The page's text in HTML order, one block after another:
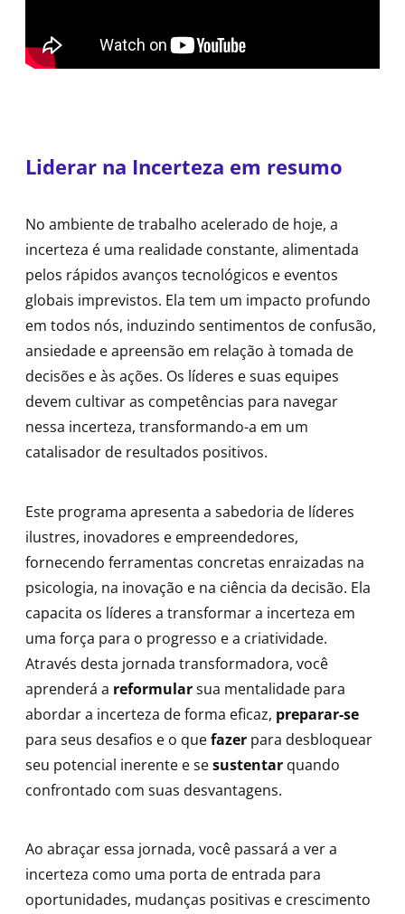
Liderar na Incerteza em resumo
No ambiente de trabalho acelerado de hoje, a
incerteza é uma realidade constante, alimentada
pelos rápidos avanços tecnológicos e eventos
globais imprevistos. Ela tem um impacto profundo
em todos nós, induzindo sentimentos de confusão,
ansiedade e apreensão em relação à tomada de
decisões e às ações. Os líderes e suas equipes
devem cultivar as competências para navegar
nessa incerteza, transformando-a em um
catalisador de resultados positivos.
Este programa apresenta a sabedoria de líderes
ilustres, inovadores e empreendedores,
fornecendo ferramentas concretas enraizadas na
psicologia, na inovação e na ciência da decisão. Ela
capacita os líderes a transformar a incerteza em
uma força para o progresso e a criatividade.
Através desta jornada transformadora, você
aprenderá a reformularsua mentalidade para
abordar a incerteza de forma eficaz, preparar-se
para seus desafios e o quefazer para desbloquear
seu potencial inerente e sesustentar quando
confrontado com suas desvantagens.
Ao abraçar essa jornada, você passará a ver a
incerteza como uma porta de entrada para
oportunidades, mudanças positivas e crescimento